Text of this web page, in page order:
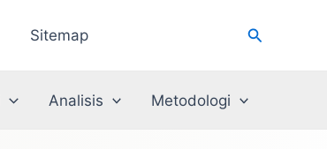
Sitemap Cari
Analisis Metodologi